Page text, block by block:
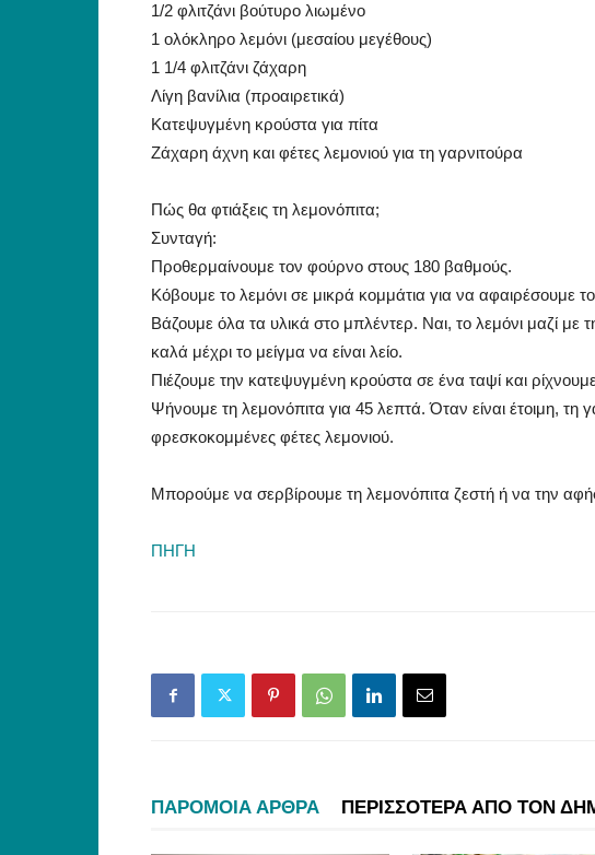
1/2 φλιτζάνι βούτυρο λιωμένο
1 ολόκληρο λεμόνι (μεσαίου μεγέθους)
1 1/4 φλιτζάνι ζάχαρη
Λίγη βανίλια (προαιρετικά)
Κατεψυγμένη κρούστα για πίτα
Ζάχαρη άχνη και φέτες λεμονιού για τη γαρνιτούρα
Πώς θα φτιάξεις τη λεμονόπιτα;
Συνταγή:
Προθερμαίνουμε τον φούρνο στους 180 βαθμούς.
Κόβουμε το λεμόνι σε μικρά κομμάτια για να αφαιρέσουμε
Βάζουμε όλα τα υλικά στο μπλέντερ. Ναι, το λεμόνι μαζί με
καλά μέχρι το μείγμα να είναι λείο.
Πιέζουμε την κατεψυγμένη κρούστα σε ένα ταψί και
Ψήνουμε τη λεμονόπιτα για 45 λεπτά. Όταν είναι έτοιμη, τη
φρεσκοκομμένες φέτες λεμονιού.
Μπορούμε να σερβίρουμε τη λεμονόπιτα ζεστή ή να την
ΠΗΓΗ
ΠΑΡΟΜΟΙΑ ΑΡΘΡΑ ΠΕΡΙΣΣΟΤΕΡΑ ΑΠΟ ΤΟΝ